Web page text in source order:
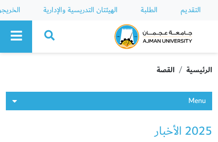
التقديم الطلبة الهيئتان التدريسية والإدارية
Ajman University
الرئيسية القصة
Menu
2025 الأخبار